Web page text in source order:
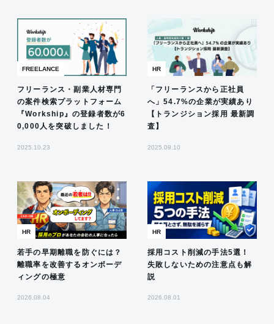
FREELANCE
フリーランス・副業人材専門
の案件検索プラットフォーム
『Workship』の登録者数が6
0,000人を突破しました！
2025.10.23
HR
「フリーランスから正社員
へ」54.7%の企業が実績あり
【トランジション採用 最新調
査】
2025.09.10
HR
若手の早期離職を防ぐには？
離職率を改善するオンボーデ
ィングの極意
2026.08.04
HR
採用コスト削減の手法5選！
失敗しないための注意点も解
説
2026.08.01